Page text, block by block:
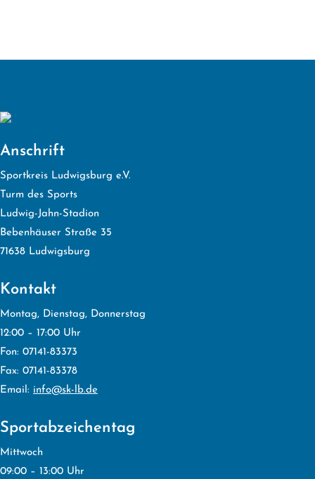
Anschrift
Sportkreis Ludwigsburg e.V.
Turm des Sports
Ludwig-Jahn-Stadion
Bebenhäuser Straße 35
71638 Ludwigsburg
Kontakt
Montag, Dienstag, Donnerstag
12:00 – 17:00 Uhr
Fon: 07141-83373
Fax: 07141-83378
Email: info@sk-lb.de
Sportabzeichentag
Mittwoch
09:00 – 13:00 Uhr